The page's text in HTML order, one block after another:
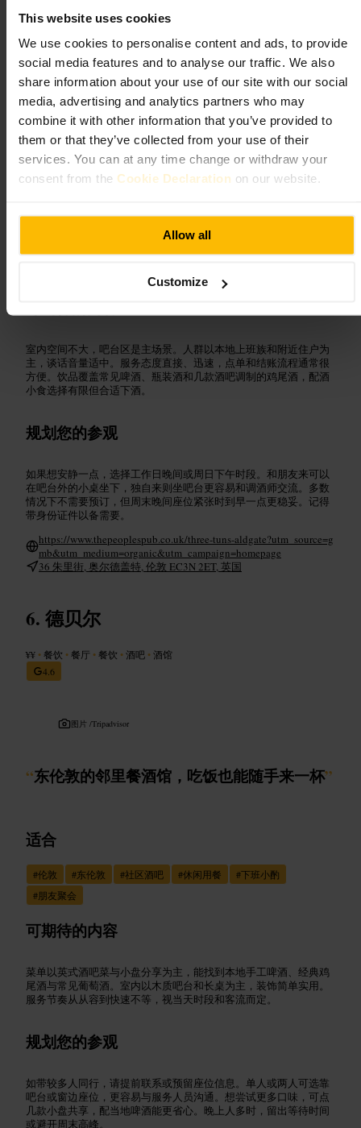
This website uses cookies
We use cookies to personalise content and ads, to provide
social media features and to analyse our traffic. We also
share information about your use of our site with our social
media, advertising and analytics partners who may
combine it with other information that you’ve provided to
them or that they’ve collected from your use of their
services. You can at any time change or withdraw your
consent from the Cookie Declaration on our website.
Allow all
Customize
4.5
4.5
图片 /DesignMyNight
“Aldgate 的随性小酒馆，适合随意喝一杯并放
松心情。”
室内空间不大，吧台区是主场景。人群以本地上班族和附近住户为
主，谈话音量适中。服务态度直接、迅速，点单和结账流程通常很
方便。饮品覆盖常见啤酒、瓶装酒和几款酒吧调制的鸡尾酒，配酒
小食选择有限但合适下酒。
规划您的参观
如果想安静一点，选择工作日晚间或周日下午时段。和朋友来可以
在吧台外的小桌坐下，独自来则坐吧台更容易和调酒师交流。多数
情况下不需要预订，但周末晚间座位紧张时到早一点更稳妥。记得
带身份证件以备需要。
https://www.thepeoplespub.co.uk/three-tuns-aldgate?utm_source=g
mb&utm_medium=organic&utm_campaign=homepage
36 朱里街, 奥尔德盖特, 伦敦 EC3N 2ET, 英国
德贝尔
¥¥ •餐饮 •餐厅 •餐饮 •酒吧 •酒馆
4.6
图片 /Tripadvisor
“东伦敦的邻里餐酒馆，吃饭也能随手来一杯”
适合
#伦敦 #东伦敦 #社区酒吧 #休闲用餐 #下班小酌
#朋友聚会
可期待的内容
菜单以英式酒吧菜与小盘分享为主，能找到本地手工啤酒、经典鸡
尾酒与常见葡萄酒。室内以木质吧台和长桌为主，装饰简单实用。
服务节奏从从容到快速不等，视当天时段和客流而定。
规划您的参观
如带较多人同行，请提前联系或预留座位信息。单人或两人可选靠
吧台或窗边座位，更容易与服务人员沟通。想尝试更多口味，可点
几款小盘共享，配当地啤酒能更省心。晚上人多时，留出等待时间
或避开周末高峰。